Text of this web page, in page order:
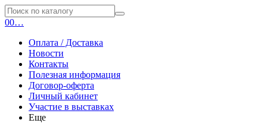
00…
Оплата / Доставка
Новости
Контакты
Полезная информация
Договор-оферта
Личный кабинет
Участие в выставках
Еще